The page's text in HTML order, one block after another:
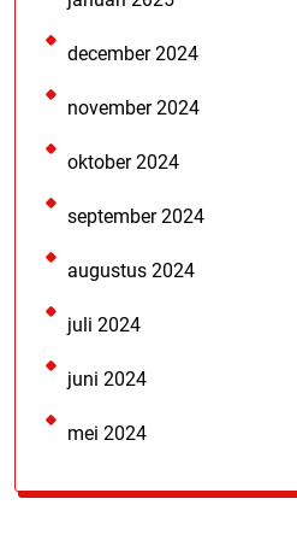
december 2024
november 2024
oktober 2024
september 2024
augustus 2024
juli 2024
juni 2024
mei 2024